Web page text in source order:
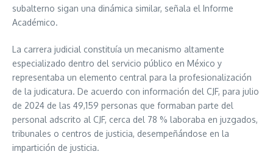
subalterno sigan una dinámica similar, señala el Informe
Académico.
La carrera judicial constituía un mecanismo altamente
especializado dentro del servicio público en México y
representaba un elemento central para la profesionalización
de la judicatura. De acuerdo con información del CJF, para julio
de 2024 de las 49,159 personas que formaban parte del
personal adscrito al CJF, cerca del 78 % laboraba en juzgados,
tribunales o centros de justicia, desempeñándose en la
impartición de justicia.